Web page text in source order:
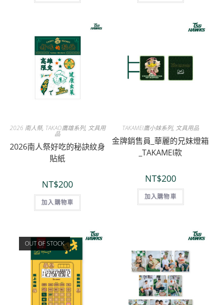
2026 南人祭, TAKAO鷹雄系列, 文具用
品
2026南人祭好吃的秘訣紋身
貼紙
NT$200
加入購物車
TAKAMEI鷹小妹系列, 文具用品
金牌銷售員_華麗的兄妹燈箱
_TAKAMEI款
NT$200
加入購物車
OUT OF STOCK